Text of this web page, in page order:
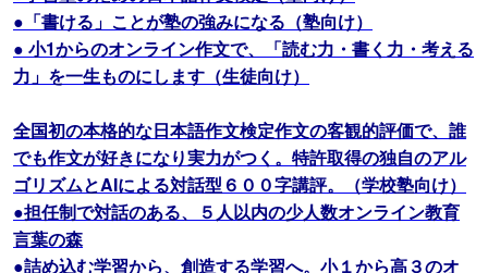
●「書ける」ことが塾の強みになる（塾向け）
● 小1からのオンライン作文で、「読む力・書く力・考える
力」を一生ものにします（生徒向け）
全国初の本格的な日本語作文検定作文の客観的評価で、誰
でも作文が好きになり実力がつく。特許取得の独自のアル
ゴリズムとAIによる対話型６００字講評。（学校塾向け）
●担任制で対話のある、５人以内の少人数オンライン教育
言葉の森
●詰め込む学習から、創造する学習へ。小１から高３のオ